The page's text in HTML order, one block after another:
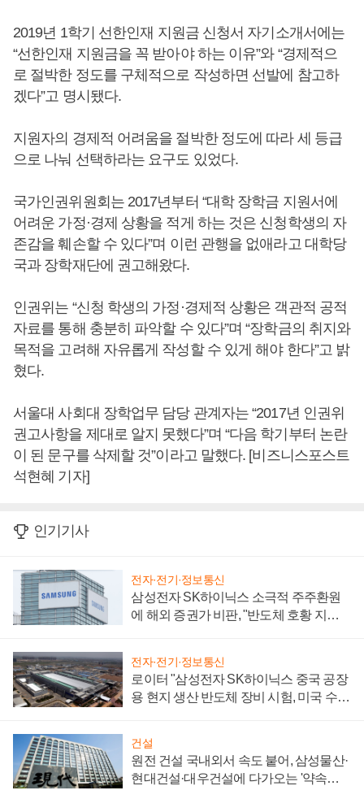
2019년 1학기 선한인재 지원금 신청서 자기소개서에는
“선한인재 지원금을 꼭 받아야 하는 이유”와 “경제적으
로 절박한 정도를 구체적으로 작성하면 선발에 참고하
겠다”고 명시됐다.
지원자의 경제적 어려움을 절박한 정도에 따라 세 등급
으로 나눠 선택하라는 요구도 있었다.
국가인권위원회는 2017년부터 “대학 장학금 지원서에
어려운 가정·경제 상황을 적게 하는 것은 신청학생의 자
존감을 훼손할 수 있다”며 이런 관행을 없애라고 대학당
국과 장학재단에 권고해왔다.
인권위는 “신청 학생의 가정·경제적 상황은 객관적 공적
자료를 통해 충분히 파악할 수 있다”며 “장학금의 취지와
목적을 고려해 자유롭게 작성할 수 있게 해야 한다”고 밝
혔다.
서울대 사회대 장학업무 담당 관계자는 “2017년 인권위
권고사항을 제대로 알지 못했다”며 “다음 학기부터 논란
이 된 문구를 삭제할 것”이라고 말했다. [비즈니스포스트
석현혜 기자]
인기기사
전자·전기·정보통신
삼성전자 SK하이닉스 소극적 주주환원
에 해외 증권가 비판, "반도체 호황 지속
전자·전기·정보통신
로이터 "삼성전자 SK하이닉스 중국 공장
용 현지 생산 반도체 장비 시험, 미국 수출
건설
원전 건설 국내외서 속도 붙어, 삼성물산·
현대건설·대우건설에 다가오는 '약속의